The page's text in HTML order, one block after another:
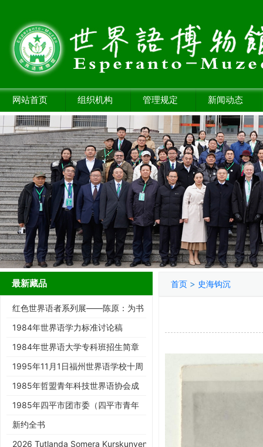
网站首页 组织机构 管理规定 新闻动态
最新藏品
红色世界语者系列展——陈原：为书
而生的跨界智者
1984年世界语学力标准讨论稿
1984年世界语大学专科班招生简章
1995年11月1日福州世界语学校十周
年庆典请柬
1985年哲盟青年科技世界语协会成
立大会请柬
1985年四平市团市委（四平市青年
世协筹）请柬
新约全书
2026 Tutlanda Somera Kurskunveno de KEA
首页 > 史海钩沉